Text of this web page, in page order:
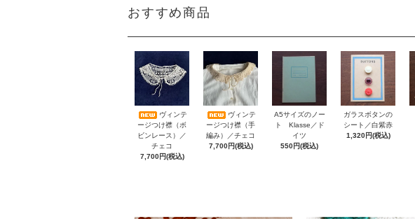
おすすめ商品
ヴィンテ
ージつけ襟（ボ
ビンレース）／
チェコ
7,700円(税込)
ヴィンテ
ージつけ襟（手
編み）／チェコ
7,700円(税込)
A5サイズのノー
ト Klasse／ド
イツ
550円(税込)
ガラスボタンの
シート／白紫赤
1,320円(税込)